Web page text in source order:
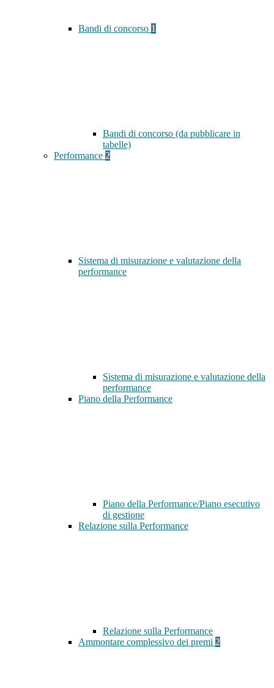
Bandi di concorso 1
Bandi di concorso (da pubblicare in
tabelle)
Performance 2
Sistema di misurazione e valutazione della
performance
Sistema di misurazione e valutazione della
performance
Piano della Performance
Piano della Performance/Piano esecutivo
di gestione
Relazione sulla Performance
Relazione sulla Performance
Ammontare complessivo dei premi 2